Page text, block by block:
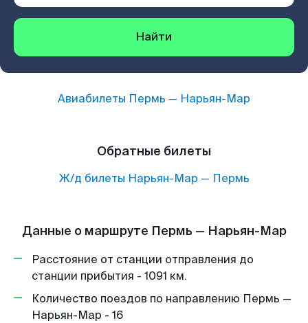
Найти
Авиабилеты Пермь — Нарьян-Мар
Обратные билеты
Ж/д билеты Нарьян-Мар — Пермь
Данные о маршруте Пермь — Нарьян-Мар
Расстояние от станции отправления до
станции прибытия - 1091 км.
Количество поездов по направлению Пермь —
Нарьян-Мар - 16